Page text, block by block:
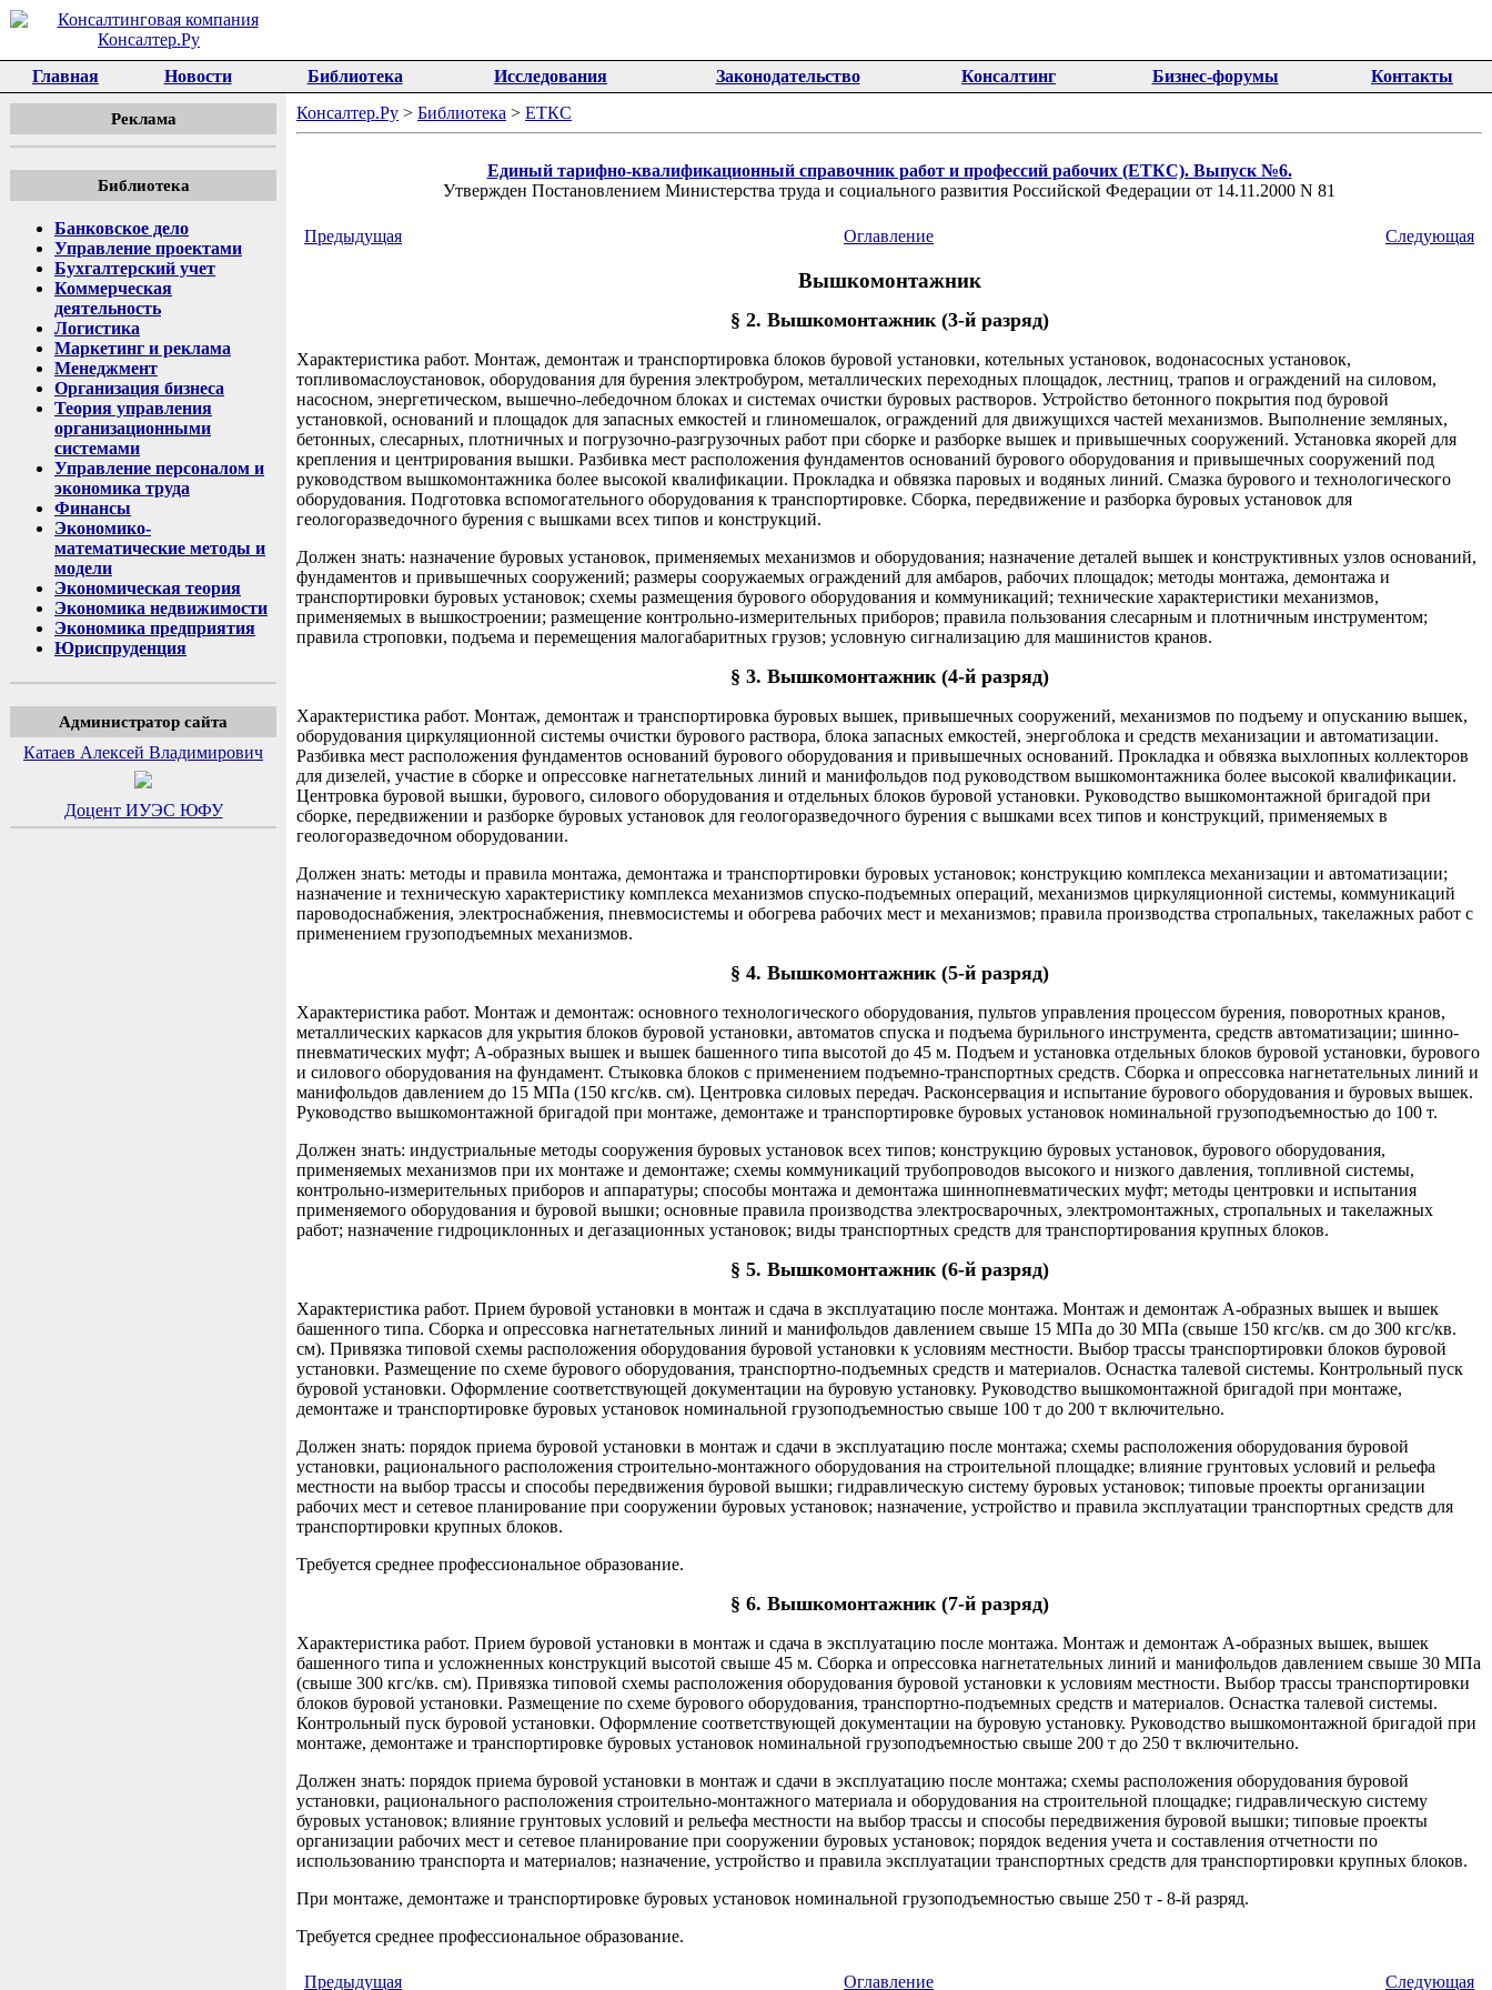
Главная Новости Библиотека Исследования Законодательство Консалтинг Бизнес-форумы Контакты
Реклама
Библиотека
Банковское дело
Управление проектами
Бухгалтерский учет
Коммерческая
деятельность
Логистика
Маркетинг и реклама
Менеджмент
Организация бизнеса
Теория управления
организационными
системами
Управление персоналом и
экономика труда
Финансы
Экономико-
математические методы и
модели
Экономическая теория
Экономика недвижимости
Экономика предприятия
Юриспруденция
Администратор сайта
Катаев Алексей Владимирович
Доцент ИУЭС ЮФУ
Консалтер.Ру > Библиотека > ЕТКС
Единый тарифно-квалификационный справочник работ и профессий рабочих (ЕТКС). Выпуск №6.
Утвержден Постановлением Министерства труда и социального развития Российской Федерации от 14.11.2000 N 81
Предыдущая Оглавление Следующая
Вышкомонтажник
§ 2. Вышкомонтажник (3-й разряд)
Характеристика работ. Монтаж, демонтаж и транспортировка блоков буровой установки, котельных установок, водонасосных установок,
топливомаслоустановок, оборудования для бурения электробуром, металлических переходных площадок, лестниц, трапов и ограждений на силовом,
насосном, энергетическом, вышечно-лебедочном блоках и системах очистки буровых растворов. Устройство бетонного покрытия под буровой
установкой, оснований и площадок для запасных емкостей и глиномешалок, ограждений для движущихся частей механизмов. Выполнение земляных,
бетонных, слесарных, плотничных и погрузочно-разгрузочных работ при сборке и разборке вышек и привышечных сооружений. Установка якорей для
крепления и центрирования вышки. Разбивка мест расположения фундаментов оснований бурового оборудования и привышечных сооружений под
руководством вышкомонтажника более высокой квалификации. Прокладка и обвязка паровых и водяных линий. Смазка бурового и технологического
оборудования. Подготовка вспомогательного оборудования к транспортировке. Сборка, передвижение и разборка буровых установок для
геологоразведочного бурения с вышками всех типов и конструкций.
Должен знать: назначение буровых установок, применяемых механизмов и оборудования; назначение деталей вышек и конструктивных узлов оснований,
фундаментов и привышечных сооружений; размеры сооружаемых ограждений для амбаров, рабочих площадок; методы монтажа, демонтажа и
транспортировки буровых установок; схемы размещения бурового оборудования и коммуникаций; технические характеристики механизмов,
применяемых в вышкостроении; размещение контрольно-измерительных приборов; правила пользования слесарным и плотничным инструментом;
правила строповки, подъема и перемещения малогабаритных грузов; условную сигнализацию для машинистов кранов.
§ 3. Вышкомонтажник (4-й разряд)
Характеристика работ. Монтаж, демонтаж и транспортировка буровых вышек, привышечных сооружений, механизмов по подъему и опусканию вышек,
оборудования циркуляционной системы очистки бурового раствора, блока запасных емкостей, энергоблока и средств механизации и автоматизации.
Разбивка мест расположения фундаментов оснований бурового оборудования и привышечных оснований. Прокладка и обвязка выхлопных коллекторов
для дизелей, участие в сборке и опрессовке нагнетательных линий и манифольдов под руководством вышкомонтажника более высокой квалификации.
Центровка буровой вышки, бурового, силового оборудования и отдельных блоков буровой установки. Руководство вышкомонтажной бригадой при
сборке, передвижении и разборке буровых установок для геологоразведочного бурения с вышками всех типов и конструкций, применяемых в
геологоразведочном оборудовании.
Должен знать: методы и правила монтажа, демонтажа и транспортировки буровых установок; конструкцию комплекса механизации и автоматизации;
назначение и техническую характеристику комплекса механизмов спуско-подъемных операций, механизмов циркуляционной системы, коммуникаций
пароводоснабжения, электроснабжения, пневмосистемы и обогрева рабочих мест и механизмов; правила производства стропальных, такелажных работ с
применением грузоподъемных механизмов.
§ 4. Вышкомонтажник (5-й разряд)
Характеристика работ. Монтаж и демонтаж: основного технологического оборудования, пультов управления процессом бурения, поворотных кранов,
металлических каркасов для укрытия блоков буровой установки, автоматов спуска и подъема бурильного инструмента, средств автоматизации; шинно-
пневматических муфт; А-образных вышек и вышек башенного типа высотой до 45 м. Подъем и установка отдельных блоков буровой установки, бурового
и силового оборудования на фундамент. Стыковка блоков с применением подъемно-транспортных средств. Сборка и опрессовка нагнетательных линий и
манифольдов давлением до 15 МПа (150 кгс/кв. см). Центровка силовых передач. Расконсервация и испытание бурового оборудования и буровых вышек.
Руководство вышкомонтажной бригадой при монтаже, демонтаже и транспортировке буровых установок номинальной грузоподъемностью до 100 т.
Должен знать: индустриальные методы сооружения буровых установок всех типов; конструкцию буровых установок, бурового оборудования,
применяемых механизмов при их монтаже и демонтаже; схемы коммуникаций трубопроводов высокого и низкого давления, топливной системы,
контрольно-измерительных приборов и аппаратуры; способы монтажа и демонтажа шиннопневматических муфт; методы центровки и испытания
применяемого оборудования и буровой вышки; основные правила производства электросварочных, электромонтажных, стропальных и такелажных
работ; назначение гидроциклонных и дегазационных установок; виды транспортных средств для транспортирования крупных блоков.
§ 5. Вышкомонтажник (6-й разряд)
Характеристика работ. Прием буровой установки в монтаж и сдача в эксплуатацию после монтажа. Монтаж и демонтаж А-образных вышек и вышек
башенного типа. Сборка и опрессовка нагнетательных линий и манифольдов давлением свыше 15 МПа до 30 МПа (свыше 150 кгс/кв. см до 300 кгс/кв.
см). Привязка типовой схемы расположения оборудования буровой установки к условиям местности. Выбор трассы транспортировки блоков буровой
установки. Размещение по схеме бурового оборудования, транспортно-подъемных средств и материалов. Оснастка талевой системы. Контрольный пуск
буровой установки. Оформление соответствующей документации на буровую установку. Руководство вышкомонтажной бригадой при монтаже,
демонтаже и транспортировке буровых установок номинальной грузоподъемностью свыше 100 т до 200 т включительно.
Должен знать: порядок приема буровой установки в монтаж и сдачи в эксплуатацию после монтажа; схемы расположения оборудования буровой
установки, рационального расположения строительно-монтажного оборудования на строительной площадке; влияние грунтовых условий и рельефа
местности на выбор трассы и способы передвижения буровой вышки; гидравлическую систему буровых установок; типовые проекты организации
рабочих мест и сетевое планирование при сооружении буровых установок; назначение, устройство и правила эксплуатации транспортных средств для
транспортировки крупных блоков.
Требуется среднее профессиональное образование.
§ 6. Вышкомонтажник (7-й разряд)
Характеристика работ. Прием буровой установки в монтаж и сдача в эксплуатацию после монтажа. Монтаж и демонтаж А-образных вышек, вышек
башенного типа и усложненных конструкций высотой свыше 45 м. Сборка и опрессовка нагнетательных линий и манифольдов давлением свыше 30 МПа
(свыше 300 кгс/кв. см). Привязка типовой схемы расположения оборудования буровой установки к условиям местности. Выбор трассы транспортировки
блоков буровой установки. Размещение по схеме бурового оборудования, транспортно-подъемных средств и материалов. Оснастка талевой системы.
Контрольный пуск буровой установки. Оформление соответствующей документации на буровую установку. Руководство вышкомонтажной бригадой при
монтаже, демонтаже и транспортировке буровых установок номинальной грузоподъемностью свыше 200 т до 250 т включительно.
Должен знать: порядок приема буровой установки в монтаж и сдачи в эксплуатацию после монтажа; схемы расположения оборудования буровой
установки, рационального расположения строительно-монтажного материала и оборудования на строительной площадке; гидравлическую систему
буровых установок; влияние грунтовых условий и рельефа местности на выбор трассы и способы передвижения буровой вышки; типовые проекты
организации рабочих мест и сетевое планирование при сооружении буровых установок; порядок ведения учета и составления отчетности по
использованию транспорта и материалов; назначение, устройство и правила эксплуатации транспортных средств для транспортировки крупных блоков.
При монтаже, демонтаже и транспортировке буровых установок номинальной грузоподъемностью свыше 250 т - 8-й разряд.
Требуется среднее профессиональное образование.
Предыдущая Оглавление Следующая